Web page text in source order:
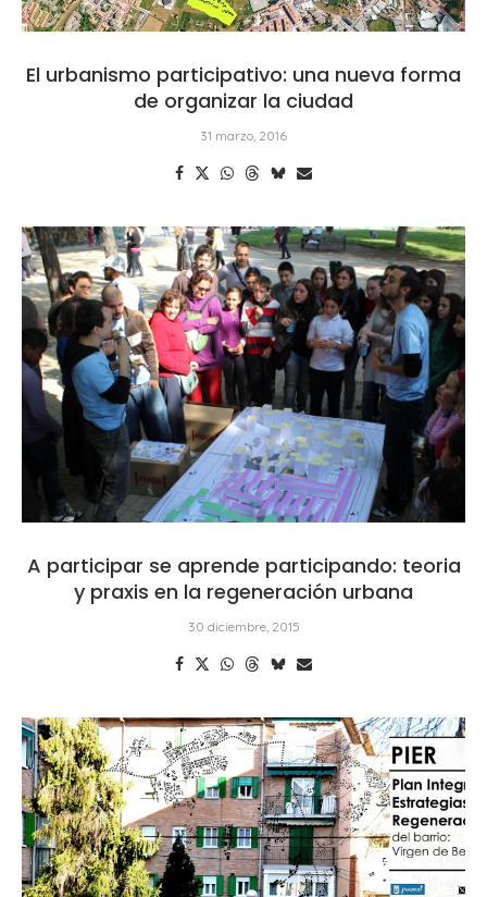
El urbanismo participativo: una nueva forma
de organizar la ciudad
31 marzo, 2016
A participar se aprende participando: teoria
y praxis en la regeneración urbana
30 diciembre, 2015